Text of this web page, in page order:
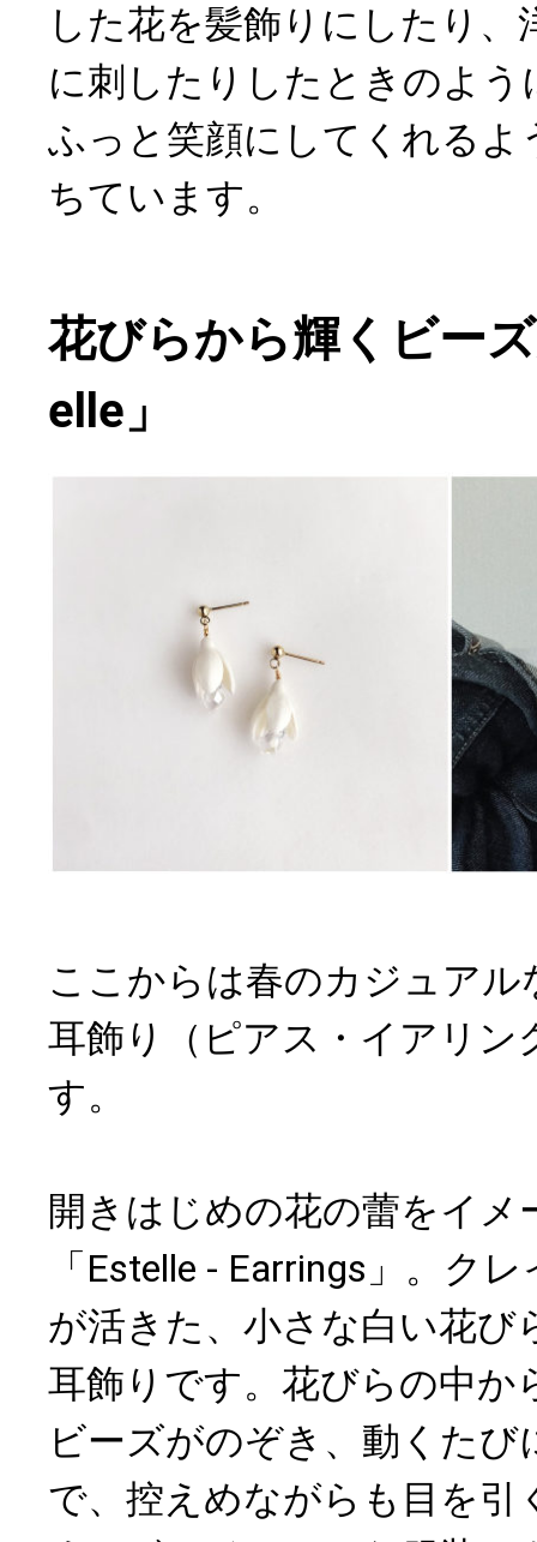
した花を髪飾りにしたり、
に刺したりしたときのよう
ふっと笑顔にしてくれるよ
ちています。
花びらから輝くビー
elle」
ここからは春のカジュアル
耳飾り（ピアス・イアリン
す。
開きはじめの花の蕾をイメ
「Estelle - Earrings」。ク
が活きた、小さな白い花び
耳飾りです。花びらの中か
ビーズがのぞき、動くた
で、控えめながらも目を引